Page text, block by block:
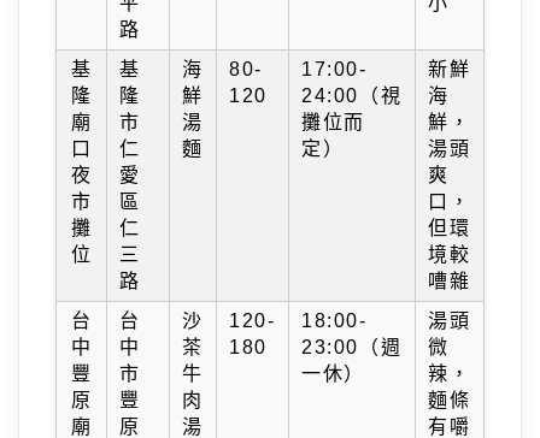
路
基
隆
廟
口
夜
市
攤
位
基
隆
市
仁
愛
區
仁
三
路
海
鮮
湯
麵
80-
120
17:00-
24:00（視
攤位而
定）
新鮮
海
鮮，
湯頭
爽
口，
但環
境較
嘈雜
台
中
豐
原
廟
台
中
市
豐
原
沙
茶
牛
肉
湯
120-
180
18:00-
23:00（週
一休）
湯頭
微
辣，
麵條
有嚼